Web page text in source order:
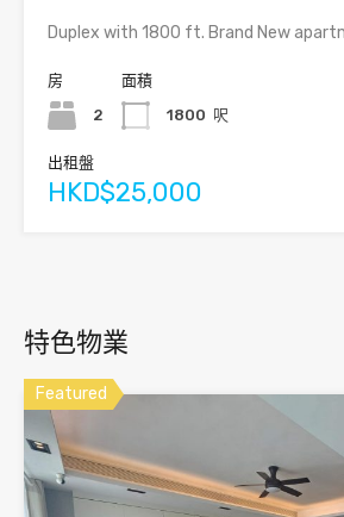
Duplex with 1800 ft. Brand New
房
2
面積
1800 呎
出租盤
HKD$25,000
特色物業
Featured